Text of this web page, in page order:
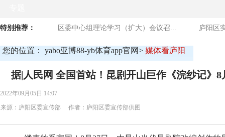
特别推荐： 区委中心组理论学习（扩大）会议召... 庐阳区
您的位置： yabo亚博88-yb体育app官网> 媒体看庐阳
据|人民网 全国首站！昆剧开山巨作《浣纱记》8
2022年09月05日 14:07
来源：庐阳区委宣传部 作者：庐阳区委宣传部供图